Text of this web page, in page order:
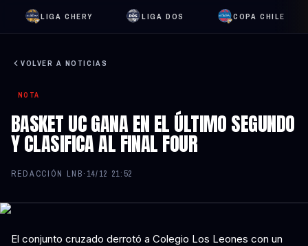
LIGA CHERY LIGA DOS COPA CHILE
VOLVER A NOTICIAS
NOTA
BASKET UC GANA EN EL ÚLTIMO SEGUNDO
Y CLASIFICA AL FINAL FOUR
REDACCIÓN LNB· 14/12 21:52
El conjunto cruzado derrotó a Colegio Los Leones con un